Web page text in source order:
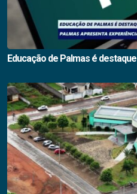
Educação de Palmas é destaque